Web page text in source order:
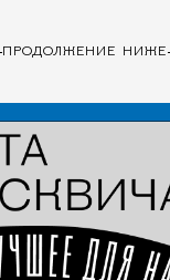
ПРОДОЛЖЕНИЕ НИЖЕ